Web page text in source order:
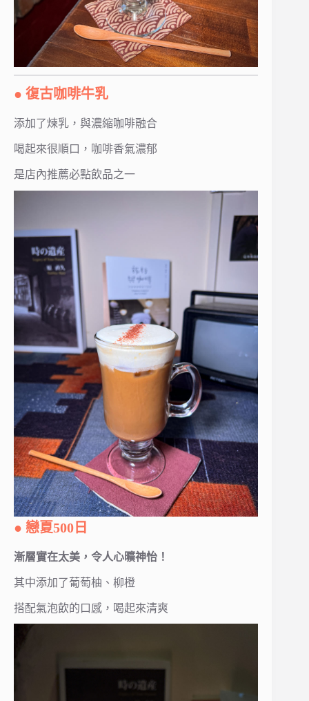
● 復古咖啡牛乳
添加了煉乳，與濃縮咖啡融合
喝起來很順口，咖啡香氣濃郁
是店內推薦必點飲品之一
● 戀夏500日
漸層實在太美，令人心曠神怡！
其中添加了葡萄柚、柳橙
搭配氣泡飲的口感，喝起來清爽